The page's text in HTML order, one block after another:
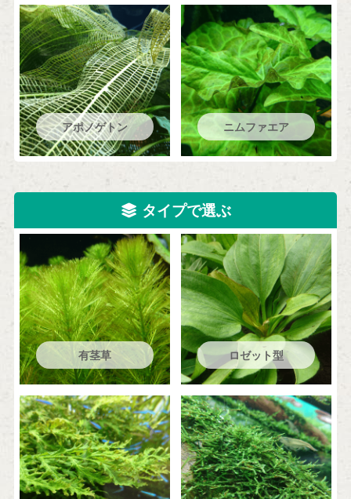
アポノゲトン ニムファエア
タイプで選ぶ
有茎草 ロゼット型